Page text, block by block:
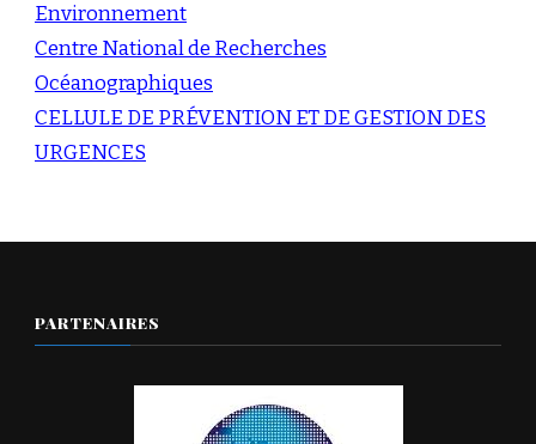
Environnement
Centre National de Recherches
Océanographiques
CELLULE DE PRÉVENTION ET DE GESTION DES
URGENCES
PARTENAIRES